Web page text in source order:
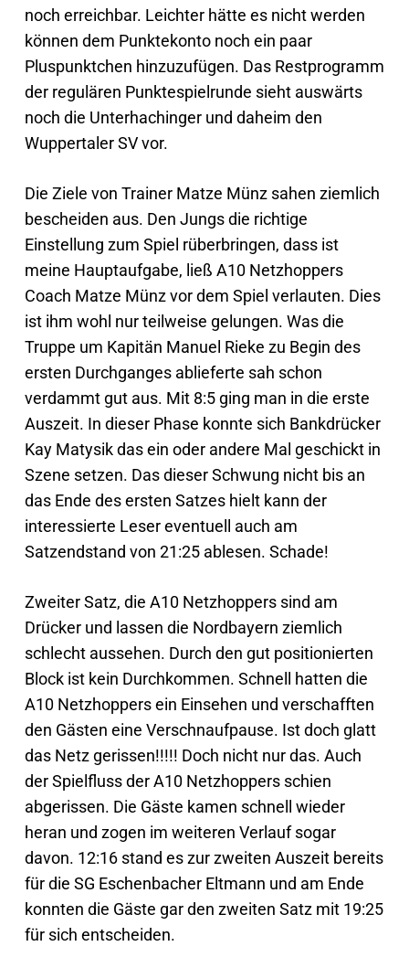
noch erreichbar. Leichter hätte es nicht werden
können dem Punktekonto noch ein paar
Pluspunktchen hinzuzufügen. Das Restprogramm
der regulären Punktespielrunde sieht auswärts
noch die Unterhachinger und daheim den
Wuppertaler SV vor.
Die Ziele von Trainer Matze Münz sahen ziemlich
bescheiden aus. Den Jungs die richtige
Einstellung zum Spiel rüberbringen, dass ist
meine Hauptaufgabe, ließ A10 Netzhoppers
Coach Matze Münz vor dem Spiel verlauten. Dies
ist ihm wohl nur teilweise gelungen. Was die
Truppe um Kapitän Manuel Rieke zu Begin des
ersten Durchganges ablieferte sah schon
verdammt gut aus. Mit 8:5 ging man in die erste
Auszeit. In dieser Phase konnte sich Bankdrücker
Kay Matysik das ein oder andere Mal geschickt in
Szene setzen. Das dieser Schwung nicht bis an
das Ende des ersten Satzes hielt kann der
interessierte Leser eventuell auch am
Satzendstand von 21:25 ablesen. Schade!
Zweiter Satz, die A10 Netzhoppers sind am
Drücker und lassen die Nordbayern ziemlich
schlecht aussehen. Durch den gut positionierten
Block ist kein Durchkommen. Schnell hatten die
A10 Netzhoppers ein Einsehen und verschafften
den Gästen eine Verschnaufpause. Ist doch glatt
das Netz gerissen!!!!! Doch nicht nur das. Auch
der Spielfluss der A10 Netzhoppers schien
abgerissen. Die Gäste kamen schnell wieder
heran und zogen im weiteren Verlauf sogar
davon. 12:16 stand es zur zweiten Auszeit bereits
für die SG Eschenbacher Eltmann und am Ende
konnten die Gäste gar den zweiten Satz mit 19:25
für sich entscheiden.